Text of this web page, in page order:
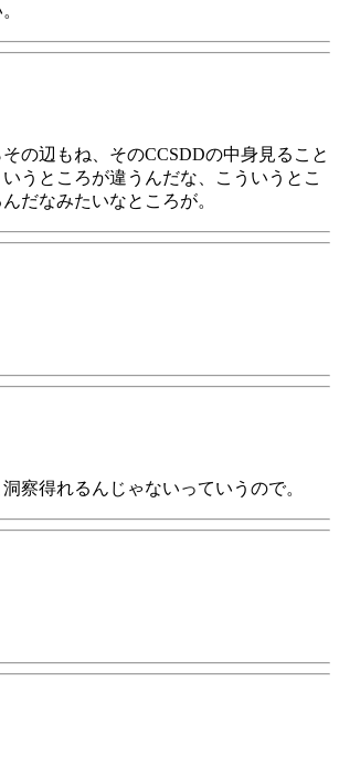
の辺もね、そのCCSDDの中身見ること
うところが違うんだな、こういうとこ
だなみたいなところが。
察得れるんじゃないっていうので。